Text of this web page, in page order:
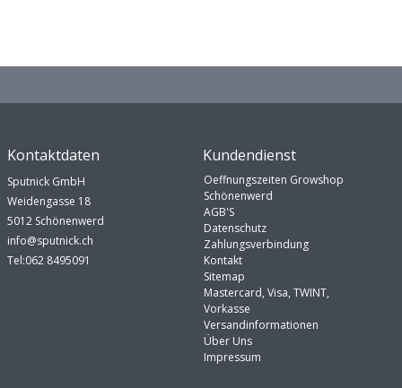
Kontaktdaten
Sputnick GmbH
Weidengasse 18
5012 Schönenwerd
info@sputnick.ch
Tel:062 8495091
Kundendienst
Oeffnungszeiten Growshop
Schönenwerd
AGB'S
Datenschutz
Zahlungsverbindung
Kontakt
Sitemap
Mastercard, Visa, TWINT,
Vorkasse
Versandinformationen
Über Uns
Impressum